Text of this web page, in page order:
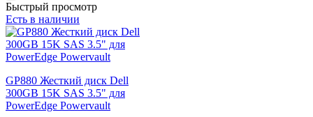
Быстрый просмотр
Есть в наличии
GP880 Жесткий диск Dell
300GB 15K SAS 3.5" для
PowerEdge Powervault